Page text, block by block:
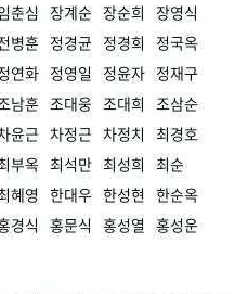
춘심 장계순 장순희 장영식
병훈 정경균 정경희
정국옥
연화 정영일 정윤자 정재구
남훈 조대웅 조대희 조삼순
윤근 차정근 차정치 최경호
부옥 최석만 최성희 최순
혜영 한대우 한성현 한순옥
경식 홍문식 홍성열 홍성운